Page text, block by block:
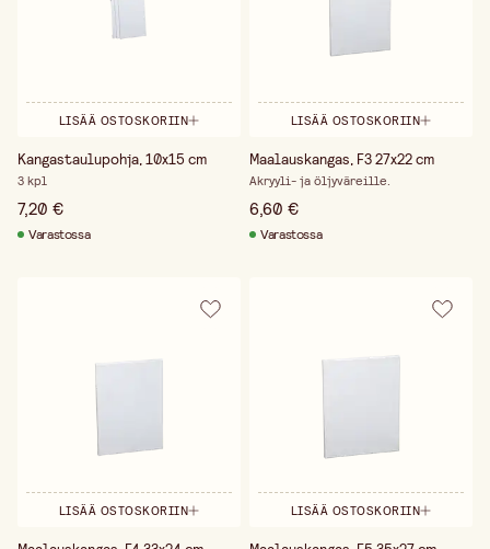
LISÄÄ OSTOSKORIIN
Kangastaulupohja, 10x15 cm
3 kpl
7,20 €
Varastossa
LISÄÄ OSTOSKORIIN
Maalauskangas, F3 27x22 cm
Akryyli- ja öljyväreille.
6,60 €
Varastossa
LISÄÄ OSTOSKORIIN LISÄÄ OSTOSKORIIN